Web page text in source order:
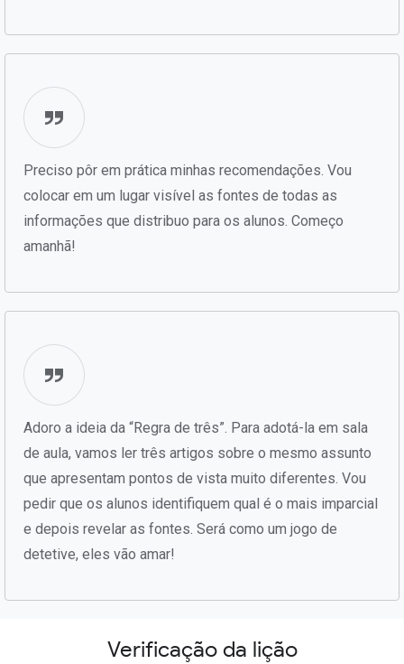
Preciso pôr em prática minhas recomendações. Vou
colocar em um lugar visível as fontes de todas as
informações que distribuo para os alunos. Começo
amanhã!
Adoro a ideia da “Regra de três”. Para adotá-la em sala
de aula, vamos ler três artigos sobre o mesmo assunto
que apresentam pontos de vista muito diferentes. Vou
pedir que os alunos identifiquem qual é o mais imparcial
e depois revelar as fontes. Será como um jogo de
detetive, eles vão amar!
Verificação da lição